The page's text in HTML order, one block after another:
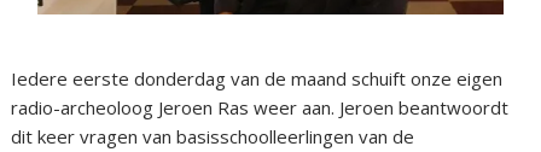
Iedere eerste donderdag van de maand schuift onze eigen
radio-archeoloog Jeroen Ras weer aan. Jeroen beantwoordt
dit keer vragen van basisschoolleerlingen van de